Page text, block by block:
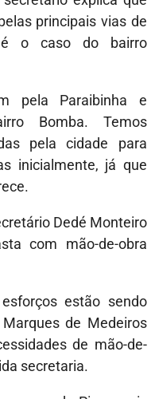
principais vias de
o caso do bairro
pela Paraibinha e
Bomba. Temos
pela cidade para
inicialmente, já que
Dedé Monteiro
com mão-de-obra
estão sendo
de Medeiros
de mão-de-
secretaria.